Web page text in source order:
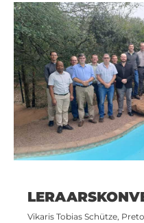
Vikaris Tobias Schütze,